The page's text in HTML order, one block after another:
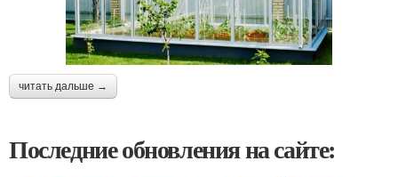
читать дальше →
Последние обновления на сайте: